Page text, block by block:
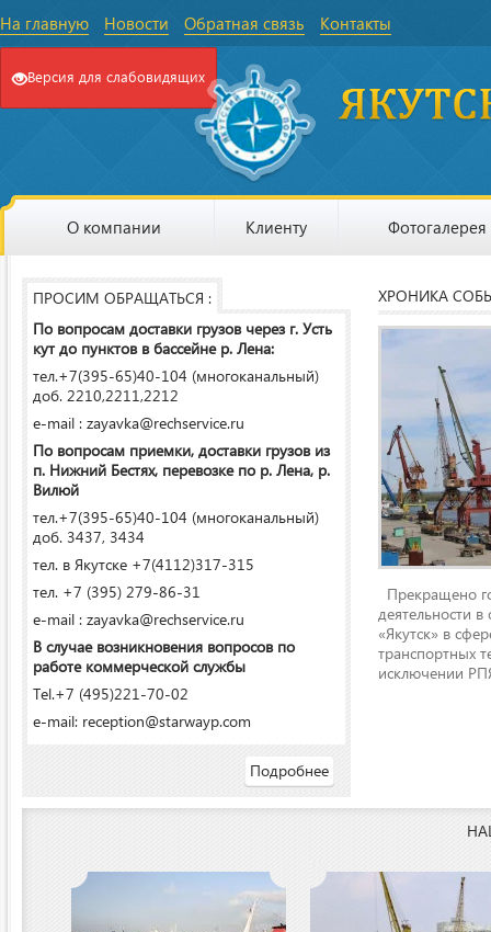
На главную Новости Обратная связь Контакты
Версия для слабовидящих
О компании Клиенту Фотогалерея
ПРОСИМ ОБРАЩАТЬСЯ :
По вопросам доставки грузов через г. Усть
кут до пунктов в бассейне р. Лена:
тел.+7(395-65)40-104 (многоканальный)
доб. 2210,2211,2212
e-mail : zayavka@rechservice.ru
По вопросам приемки, доставки грузов из
п. Нижний Бестях, перевозке по р. Лена, р.
Вилюй
тел.+7(395-65)40-104 (многоканальный)
доб. 3437, 3434
тел. в Якутске +7(4112)317-315
тел. +7 (395) 279-86-31
e-mail : zayavka@rechservice.ru
В случае возникновения вопросов по
работе коммерческой службы
Tel.+7 (495)221-70-02
e-mail: reception@starwayp.com
Подробнее
ХРОНИКА
Прекращено
деятельности
«Якутск» в
транспортных
исключении